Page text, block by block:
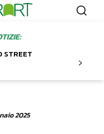
STREET
2025